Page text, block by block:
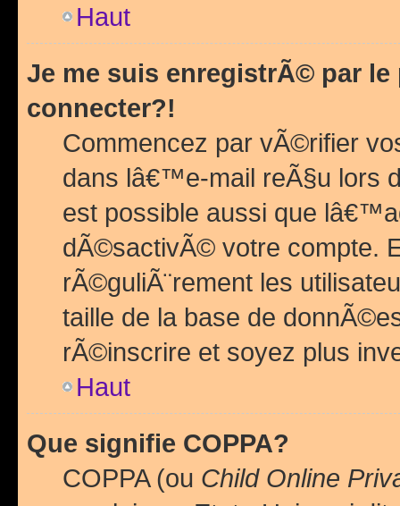
Haut
Je me suis enregistrÃ© par
connecter?!
Commencez par vÃ©rifier
dans lâ€™e-mail reÃ§u lors
est possible aussi que
dÃ©sactivÃ© votre compte.
rÃ©guliÃ¨rement les
taille de la base de
rÃ©inscrire et soyez plus
Haut
Que signifie COPPA?
COPPA (ou Child Online